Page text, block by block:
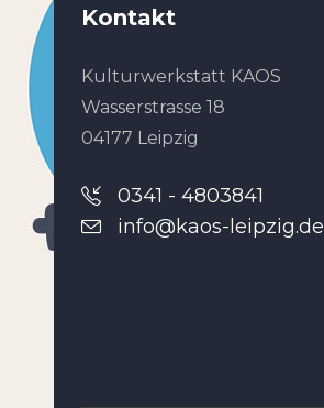
Kontakt
Kulturwerkstatt KAOS
Wasserstrasse 18
04177 Leipzig
0341 - 4803841
info@kaos-leipzig.de